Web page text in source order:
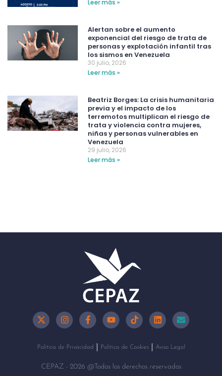
Leer más »
Alertan sobre el aumento
exponencial del riesgo de trata de
personas y explotación infantil tras
los sismos en Venezuela
30 julio, 2026
Leer más »
Beatriz Borges: La crisis humanitaria
previa y el impacto de los
terremotos multiplican el riesgo de
trata y violencia contra mujeres,
niñas y personas vulnerables en
Venezuela
29 julio, 2026
Leer más »
Política de Privacidad Política de Cookies Aviso Legal
CEPAZ - 2026 @Todos los derechos reservados